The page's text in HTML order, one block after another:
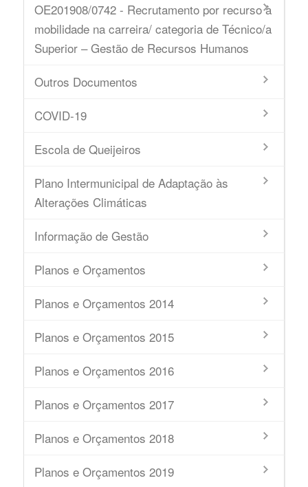
OE201908/0742 - Recrutamento por recurso à
mobilidade na carreira/ categoria de Técnico/a
Superior – Gestão de Recursos Humanos
Outros Documentos
COVID-19
Escola de Queijeiros
Plano Intermunicipal de Adaptação às
Alterações Climáticas
Informação de Gestão
Planos e Orçamentos
Planos e Orçamentos 2014
Planos e Orçamentos 2015
Planos e Orçamentos 2016
Planos e Orçamentos 2017
Planos e Orçamentos 2018
Planos e Orçamentos 2019